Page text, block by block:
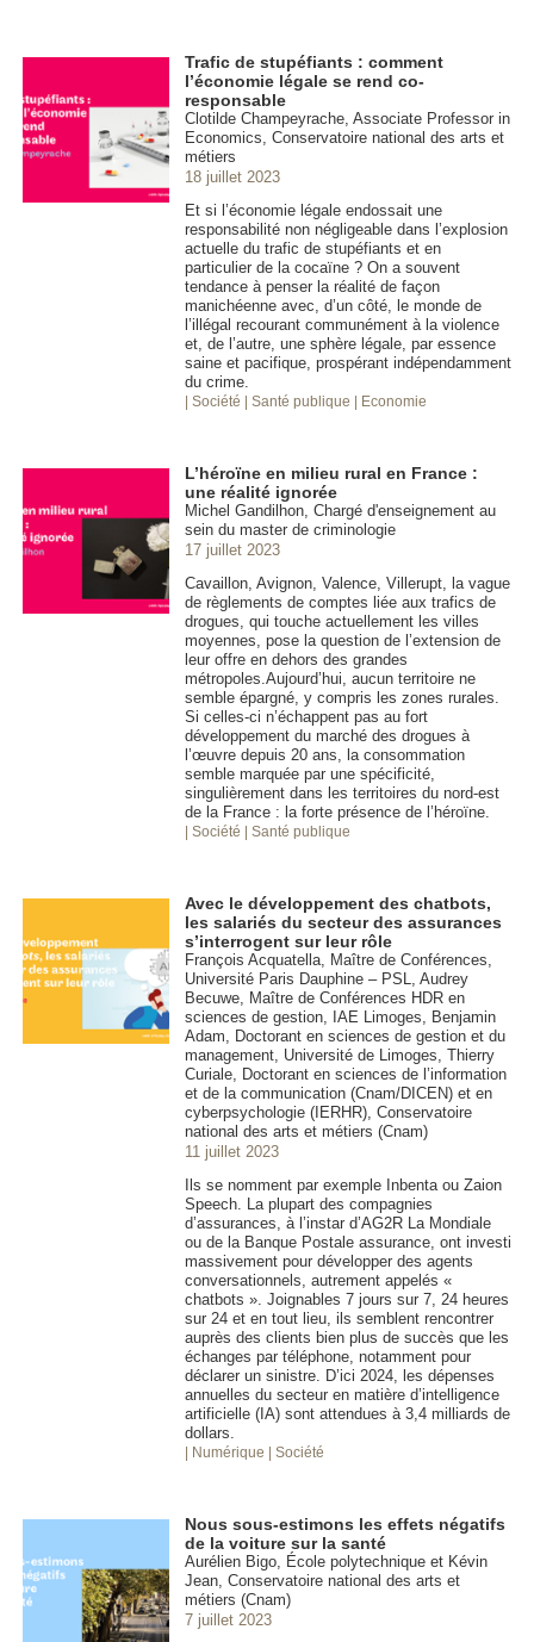
Trafic de stupéfiants : comment
l’économie légale se rend co-
responsable
Clotilde Champeyrache, Associate Professor in
Economics, Conservatoire national des arts et
métiers
18 juillet 2023
Et si l’économie légale endossait une
responsabilité non négligeable dans l’explosion
actuelle du trafic de stupéfiants et en
particulier de la cocaïne ? On a souvent
tendance à penser la réalité de façon
manichéenne avec, d’un côté, le monde de
l’illégal recourant communément à la violence
et, de l’autre, une sphère légale, par essence
saine et pacifique, prospérant indépendamment
du crime.
| Société | Santé publique | Economie
L’héroïne en milieu rural en France :
une réalité ignorée
Michel Gandilhon, Chargé d'enseignement au
sein du master de criminologie
17 juillet 2023
Cavaillon, Avignon, Valence, Villerupt, la vague
de règlements de comptes liée aux trafics de
drogues, qui touche actuellement les villes
moyennes, pose la question de l’extension de
leur offre en dehors des grandes
métropoles.Aujourd’hui, aucun territoire ne
semble épargné, y compris les zones rurales.
Si celles-ci n’échappent pas au fort
développement du marché des drogues à
l’œuvre depuis 20 ans, la consommation
semble marquée par une spécificité,
singulièrement dans les territoires du nord-est
de la France : la forte présence de l’héroïne.
| Société | Santé publique
Avec le développement des chatbots,
les salariés du secteur des assurances
s’interrogent sur leur rôle
François Acquatella, Maître de Conférences,
Université Paris Dauphine – PSL, Audrey
Becuwe, Maître de Conférences HDR en
sciences de gestion, IAE Limoges, Benjamin
Adam, Doctorant en sciences de gestion et du
management, Université de Limoges, Thierry
Curiale, Doctorant en sciences de l’information
et de la communication (Cnam/DICEN) et en
cyberpsychologie (IERHR), Conservatoire
national des arts et métiers (Cnam)
11 juillet 2023
Ils se nomment par exemple Inbenta ou Zaion
Speech. La plupart des compagnies
d’assurances, à l’instar d’AG2R La Mondiale
ou de la Banque Postale assurance, ont investi
massivement pour développer des agents
conversationnels, autrement appelés «
chatbots ». Joignables 7 jours sur 7, 24 heures
sur 24 et en tout lieu, ils semblent rencontrer
auprès des clients bien plus de succès que les
échanges par téléphone, notamment pour
déclarer un sinistre. D’ici 2024, les dépenses
annuelles du secteur en matière d’intelligence
artificielle (IA) sont attendues à 3,4 milliards de
dollars.
| Numérique | Société
Nous sous-estimons les effets négatifs
de la voiture sur la santé
Aurélien Bigo, École polytechnique et Kévin
Jean, Conservatoire national des arts et
métiers (Cnam)
7 juillet 2023